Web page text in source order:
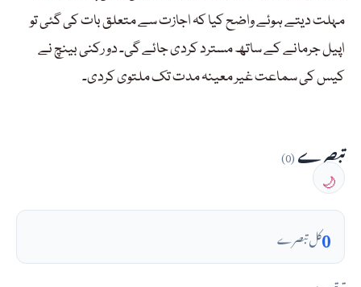
مہلت دیتے ہوئے واضح کیا کہ اجازت سے متعلق بات کی گئی تو
اپیل جرمانے کے ساتھ مسترد کردی جائے گی۔ دو رکنی بینچ نے
کیس کی سماعت غیر معینہ مدت تک ملتوی کردی۔
تبصرے(0)
🌙
0کل تبصرے